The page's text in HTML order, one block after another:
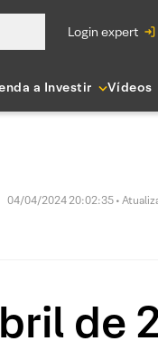
login expert
a Investir Vídeos
04/04/2024 20:02:35 •
de